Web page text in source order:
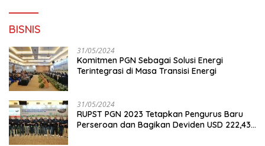
BISNIS
31/05/2024
Komitmen PGN Sebagai Solusi Energi
Terintegrasi di Masa Transisi Energi
31/05/2024
RUPST PGN 2023 Tetapkan Pengurus Baru
Perseroan dan Bagikan Deviden USD 222,43